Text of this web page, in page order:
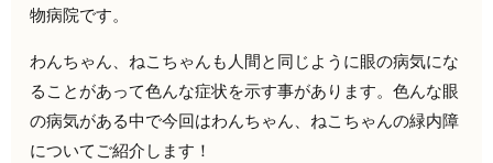
物病院です。
わんちゃん、ねこちゃんも人間と同じように眼の病気にな
ることがあって色んな症状を示す事があります。色んな眼
の病気がある中で今回はわんちゃん、ねこちゃんの緑内障
についてご紹介します！